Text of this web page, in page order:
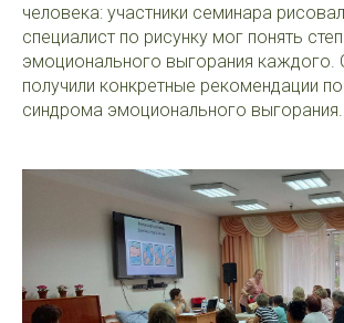
человека: участники семинара
специалист по рисунку мог понять
эмоционального выгорания каждого.
получили конкретные рекомендации
синдрома эмоционального выгорания.